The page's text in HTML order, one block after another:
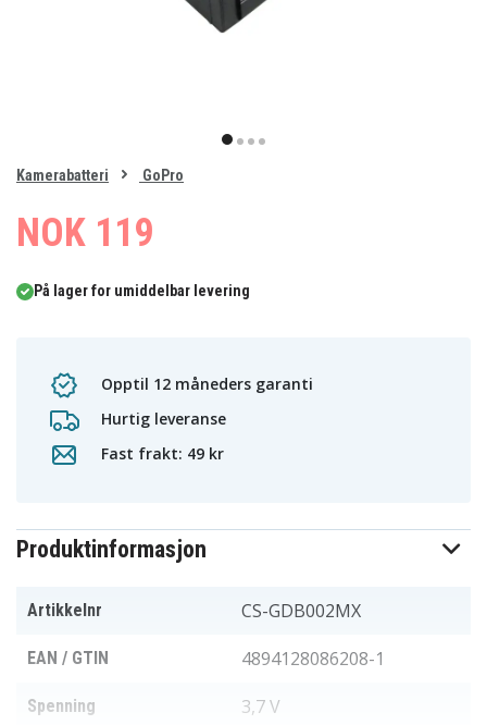
item
of
Kamerabatteri GoPro
NOK 119
På lager for umiddelbar levering
Opptil 12 måneders garanti
Hurtig leveranse
Fast frakt: 49 kr
Produktinformasjon
Artikkelnr CS-GDB002MX
EAN / GTIN 4894128086208-1
Spenning 3,7 V